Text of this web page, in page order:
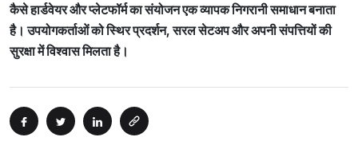
कैसे हार्डवेयर और प्लेटफॉर्म का संयोजन एक व्यापक निगरानी समाधान बनाता
है। उपयोगकर्ताओं को स्थिर प्रदर्शन, सरल सेटअप और अपनी संपत्तियों की
सुरक्षा में विश्वास मिलता है।